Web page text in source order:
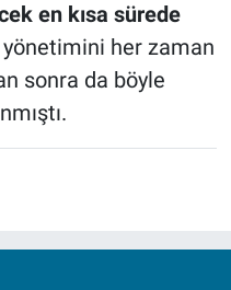
en kısa sürede
yönetimini her zaman
sonra da böyle